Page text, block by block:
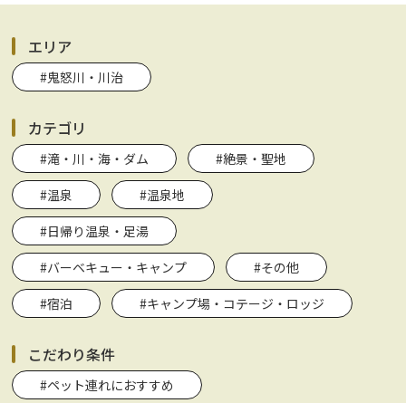
エリア
#鬼怒川・川治
カテゴリ
#滝・川・海・ダム
#絶景・聖地
#温泉
#温泉地
#日帰り温泉・足湯
#バーベキュー・キャンプ
#その他
#宿泊
#キャンプ場・コテージ・ロッジ
こだわり条件
#ペット連れにおすすめ